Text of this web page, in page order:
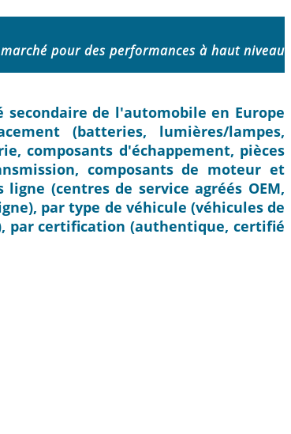
pour des performances à haut niveau
de l'automobile en Europe
(batteries, lumières/lampes,
composants d'échappement, pièces
composants de moteur et
(centres de service agréés OEM,
par type de véhicule (véhicules de
par certification (authentique, certifié